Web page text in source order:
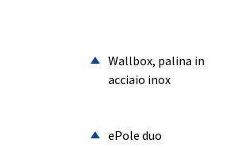
Wallbox, palina in
acciaio inox
ePole duo